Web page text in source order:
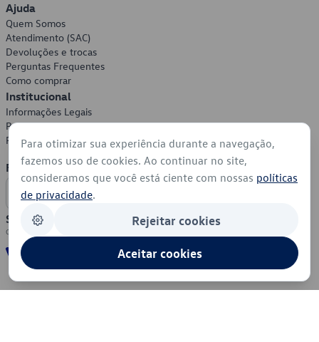
Ajuda
Quem Somos
Atendimento (SAC)
Devoluções e trocas
Perguntas Frequentes
Como comprar
Institucional
Informações Legais
Política de Privacidade
Política de Cookies
Formas de Pagamento
Segurança
Para otimizar sua experiência durante a navegação,
fazemos uso de cookies. Ao continuar no site,
consideramos que você está ciente com nossas políticas
de privacidade.
Rejeitar cookies
Aceitar cookies